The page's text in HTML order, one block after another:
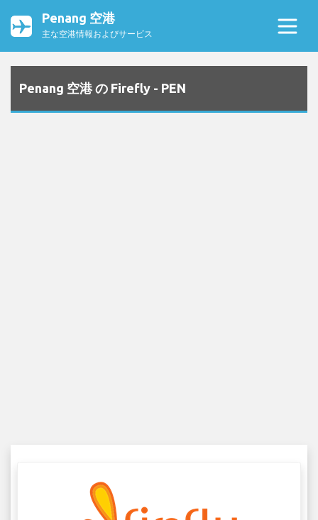
Penang 空港
主な空港情報およびサービス
Penang 空港 の Firefly - PEN